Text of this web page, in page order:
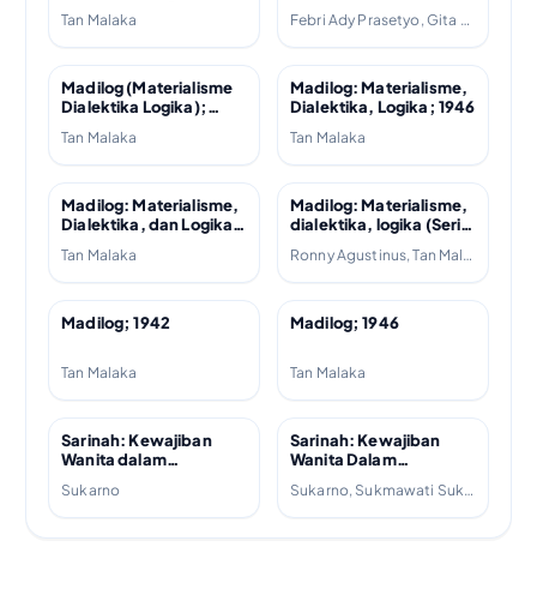
Tan Malaka Febri Ady Prasetyo, Gita Karisma, Tan Malaka
Madilog (Materialisme
Dialektika Logika);
Tan Malaka
Madilog: Materialisme,
Dialektika, Logika; 1946
Tan Malaka
Madilog: Materialisme,
Dialektika, dan Logika;
Tan Malaka
Madilog: Materialisme,
dialektika, logika (Seri
1946
Ronny Agustinus, Tan Malaka
Madilog; 1942
Tan Malaka
Madilog; 1946
Tan Malaka
Sarinah: Kewajiban
Wanita dalam
Indonesia
Sukarno
Sarinah: Kewajiban
Wanita Dalam
Indonesia
Sukarno, Sukmawati Sukarno